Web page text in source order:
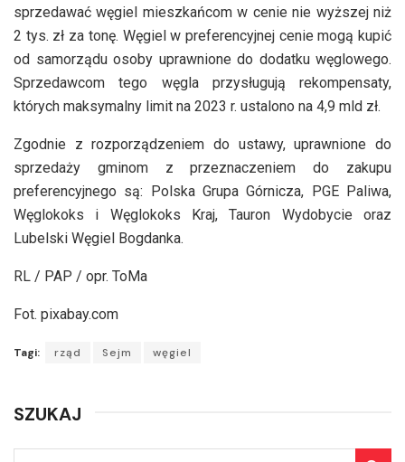
sprzedawać węgiel mieszkańcom w cenie nie wyższej niż
2 tys. zł za tonę. Węgiel w preferencyjnej cenie mogą kupić
od samorządu osoby uprawnione do dodatku węglowego.
Sprzedawcom tego węgla przysługują rekompensaty,
których maksymalny limit na 2023 r. ustalono na 4,9 mld zł.
Zgodnie z rozporządzeniem do ustawy, uprawnione do
sprzedaży gminom z przeznaczeniem do zakupu
preferencyjnego są: Polska Grupa Górnicza, PGE Paliwa,
Węglokoks i Węglokoks Kraj, Tauron Wydobycie oraz
Lubelski Węgiel Bogdanka.
RL / PAP / opr. ToMa
Fot. pixabay.com
Tagi: rząd Sejm węgiel
SZUKAJ